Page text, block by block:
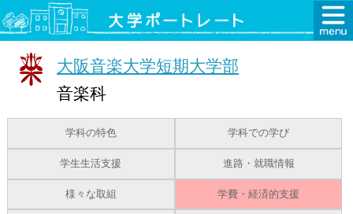
大阪音楽大学短期大学部
音楽科
学科の特色 学科での学び
学生生活支援 進路・就職情報
様々な取組 学費・経済的支援